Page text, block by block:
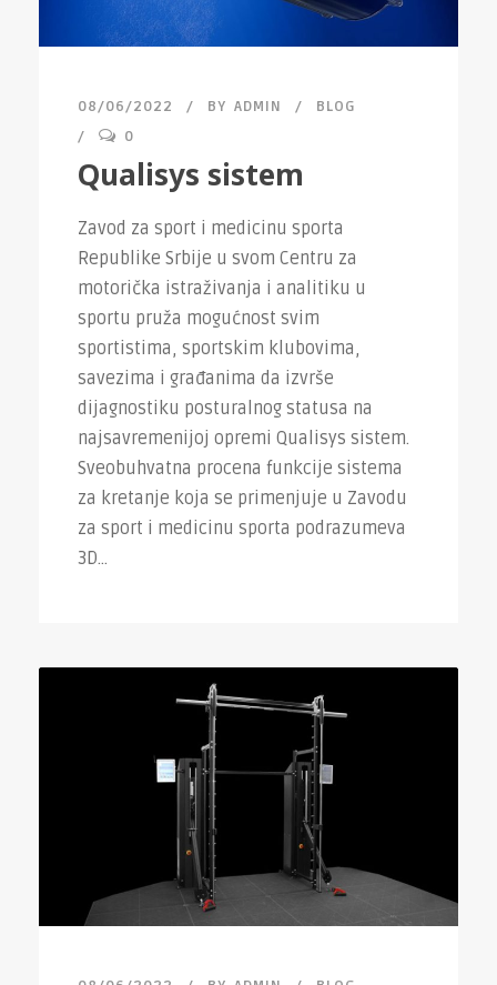
08/06/2022 BY ADMIN
BLOG
0
Qualisys sistem
Zavod za sport i medicinu sporta
Republike Srbije u svom Centru za
motorička istraživanja i analitiku u
sportu pruža mogućnost svim
sportistima, sportskim klubovima,
savezima i građanima da izvrše
dijagnostiku posturalnog statusa na
najsavremenijoj opremi Qualisys sistem.
Sveobuhvatna procena funkcije sistema
za kretanje koja se primenjuje u Zavodu
za sport i medicinu sporta podrazumeva
3D...